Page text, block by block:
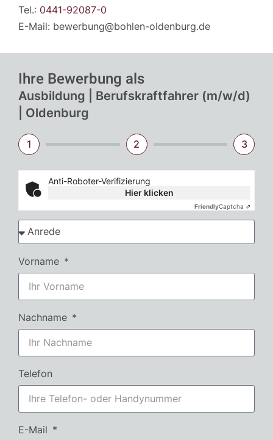
Tel.: 0441-92087-0
E-Mail: bewerbung@bohlen-oldenburg.de
Ihre Bewerbung als
Ausbildung | Berufskraftfahrer (m/w/d)
| Oldenburg
1 2 3
Anti-Roboter-Verifizierung
Hier klicken
FriendlyCaptcha ⇗
Vorname
Nachname
Telefon
E-Mail